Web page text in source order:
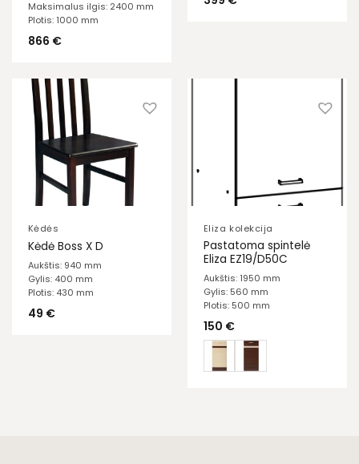
Maksimalus ilgis: 2400 mm
Plotis: 1000 mm
866 €
Kėdės
Kėdė Boss X D
Aukštis: 940 mm
Gylis: 400 mm
Plotis: 430 mm
49 €
Eliza kolekcija
Pastatoma spintelė
Eliza EZ19/D50C
Aukštis: 1950 mm
Gylis: 560 mm
Plotis: 500 mm
150 €